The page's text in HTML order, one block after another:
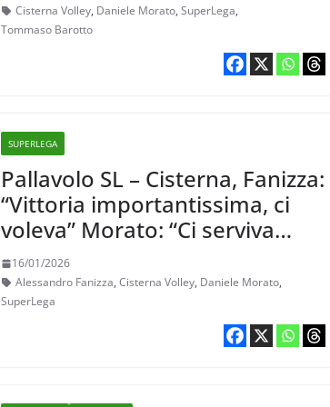
Cisterna Volley, Daniele Morato,SuperLega,
Tommaso Barotto
SUPERLEGA
Pallavolo SL – Cisterna, Fanizza:
“Vittoria importantissima, ci
voleva” Morato: “Ci serviva
riacquistare convinzioni”
16/01/2026
Alessandro Fanizza,Cisterna Volley, Daniele Morato,
SuperLega